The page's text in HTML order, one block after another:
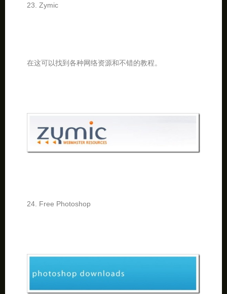
23. Zymic
在这可以找到各种网络资源和不错的教程。
24. Free Photoshop